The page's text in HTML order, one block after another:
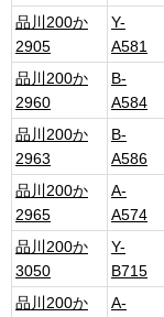
品川200か
2905
Y-
A581
品川200か
2960
B-
A584
品川200か
2963
B-
A586
品川200か
2965
A-
A574
品川200か
3050
Y-
B715
品川200か
A-